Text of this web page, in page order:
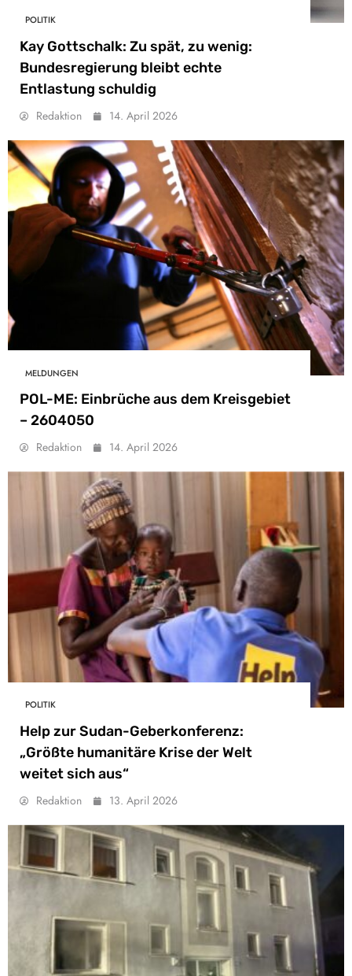
POLITIK
Kay Gottschalk: Zu spät, zu wenig:
Bundesregierung bleibt echte
Entlastung schuldig
Redaktion 14. April 2026
MELDUNGEN
POL-ME: Einbrüche aus dem Kreisgebiet
– 2604050
Redaktion 14. April 2026
POLITIK
Help zur Sudan-Geberkonferenz:
„Größte humanitäre Krise der Welt
weitet sich aus“
Redaktion 13. April 2026